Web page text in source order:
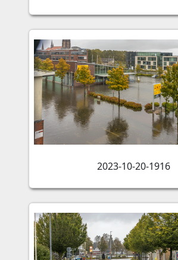
2023-10-20-1916